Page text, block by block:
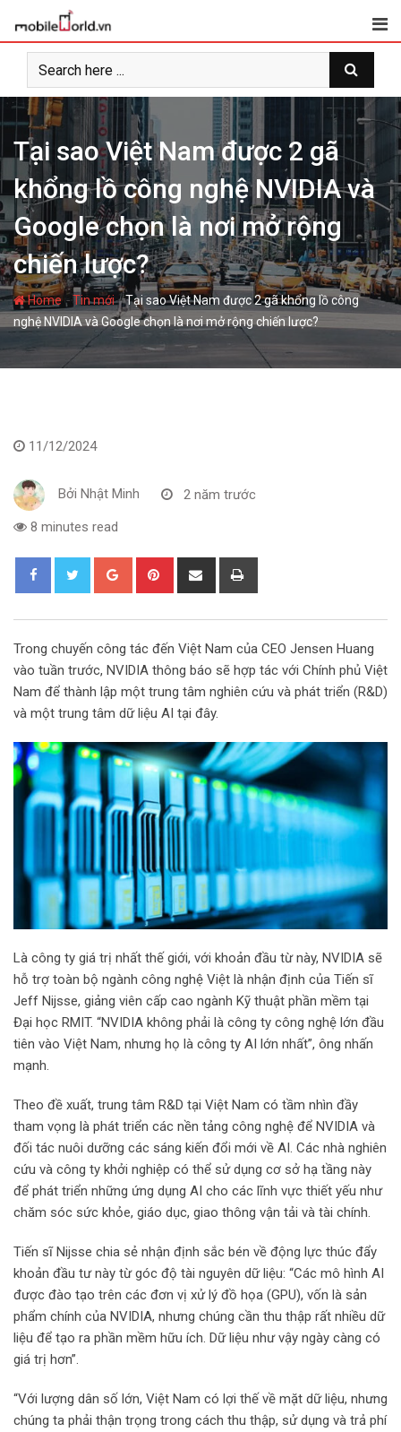
t
o
o
n
t
e
n
t
Tại sao Việt Nam được 2 gã
khổng lồ công nghệ NVIDIA và
Google chọn là nơi mở rộng
chiến lược?
Home-Tin mới-Tại sao Việt Nam được 2 gã khổng lồ công
nghệ NVIDIA và Google chọn là nơi mở rộng chiến lược?
11/12/2024
Bởi Nhật Minh 2 năm trước
8 minutes read
o
l
e
+
i
e
r
e
s
t
h
e
v
i
a
E
m
a
l
r
t
Trong chuyến công tác đến Việt Nam của CEO Jensen Huang
vào tuần trước, NVIDIA thông báo sẽ hợp tác với Chính phủ Việt
Nam để thành lập một trung tâm nghiên cứu và phát triển (R&D)
và một trung tâm dữ liệu AI tại đây.
Là công ty giá trị nhất thế giới, với khoản đầu từ này, NVIDIA sẽ
hỗ trợ toàn bộ ngành công nghệ Việt là nhận định của Tiến sĩ
Jeff Nijsse, giảng viên cấp cao ngành Kỹ thuật phần mềm tại
Đại học RMIT. “NVIDIA không phải là công ty công nghệ lớn đầu
tiên vào Việt Nam, nhưng họ là công ty AI lớn nhất”, ông nhấn
mạnh.
Theo đề xuất, trung tâm R&D tại Việt Nam có tầm nhìn đầy
tham vọng là phát triển các nền tảng công nghệ để NVIDIA và
đối tác nuôi dưỡng các sáng kiến đổi mới về AI. Các nhà nghiên
cứu và công ty khởi nghiệp có thể sử dụng cơ sở hạ tầng này
để phát triển những ứng dụng AI cho các lĩnh vực thiết yếu như
chăm sóc sức khỏe, giáo dục, giao thông vận tải và tài chính.
Tiến sĩ Nijsse chia sẻ nhận định sắc bén về động lực thúc đẩy
khoản đầu tư này từ góc độ tài nguyên dữ liệu: “Các mô hình AI
được đào tạo trên các đơn vị xử lý đồ họa (GPU), vốn là sản
phẩm chính của NVIDIA, nhưng chúng cần thu thập rất nhiều dữ
liệu để tạo ra phần mềm hữu ích. Dữ liệu như vậy ngày càng có
giá trị hơn”.
“Với lượng dân số lớn, Việt Nam có lợi thế về mặt dữ liệu, nhưng
chúng ta phải thận trọng trong cách thu thập, sử dụng và trả phí